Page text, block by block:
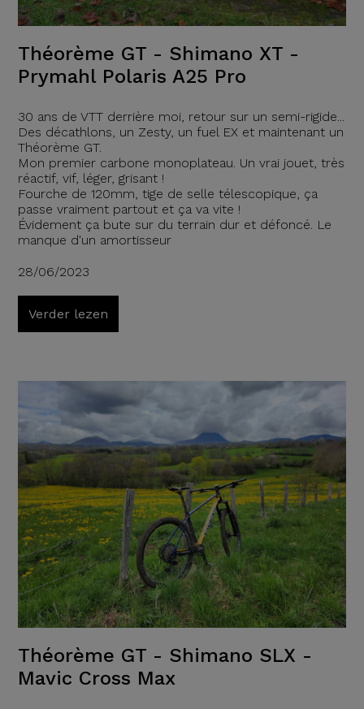
Théorème GT - Shimano XT -
Prymahl Polaris A25 Pro
30 ans de VTT derrière moi, retour sur un semi-rigide...
Des décathlons, un Zesty, un fuel EX et maintenant un
Théorème GT.
Mon premier carbone monoplateau. Un vrai jouet, très
réactif, vif, léger, grisant !
Fourche de 120mm, tige de selle télescopique, ça
passe vraiment partout et ça va vite !
Évidement ça bute sur du terrain dur et défoncé. Le
manque d'un amortisseur
28/06/2023
Verder lezen
Théorème GT - Shimano SLX -
Mavic Cross Max